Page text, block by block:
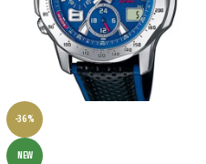
-36%
NEW